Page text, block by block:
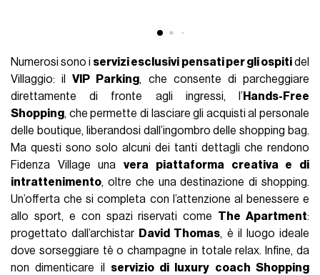
Numerosi sono i servizi esclusivi pensati per gli ospitidel
Villaggio: ilVIP Parking, che consente di parcheggiare
direttamente di fronte agli ingressi, l’ Hands-Free
Shopping, che permette di lasciare gli acquisti al personale
delle boutique, liberandosi dall’ingombro delle shopping bag.
Ma questi sono solo alcuni dei tanti dettagli che rendono
Fidenza Village unavera piattaforma creativa e di
intrattenimento, oltre che una destinazione di shopping.
Un’offerta che si completa con l’attenzione al benessere e
allo sport, e con spazi riservati come The Apartment:
progettato dall’archistar David Thomas, è il luogo ideale
dove sorseggiare tè o champagne in totale relax. Infine, da
non dimenticare il servizio di luxury coach Shopping